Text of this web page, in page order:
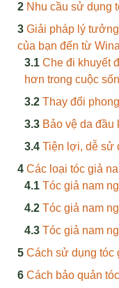
Nhu cầu sử dụng
Giải pháp lý
của bạn đến từ
Che đi khuyết
hơn trong cuộc
Thay đổi
Bảo vệ da đầu
Tiện lợi, dễ sử
Các loại tóc giả
Tóc giả nam
Tóc giả nam
Tóc giả nam
Cách sử dụng tóc
Cách bảo quản